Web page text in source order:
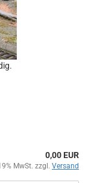
0,00 EUR
MwSt. zzgl. Versand